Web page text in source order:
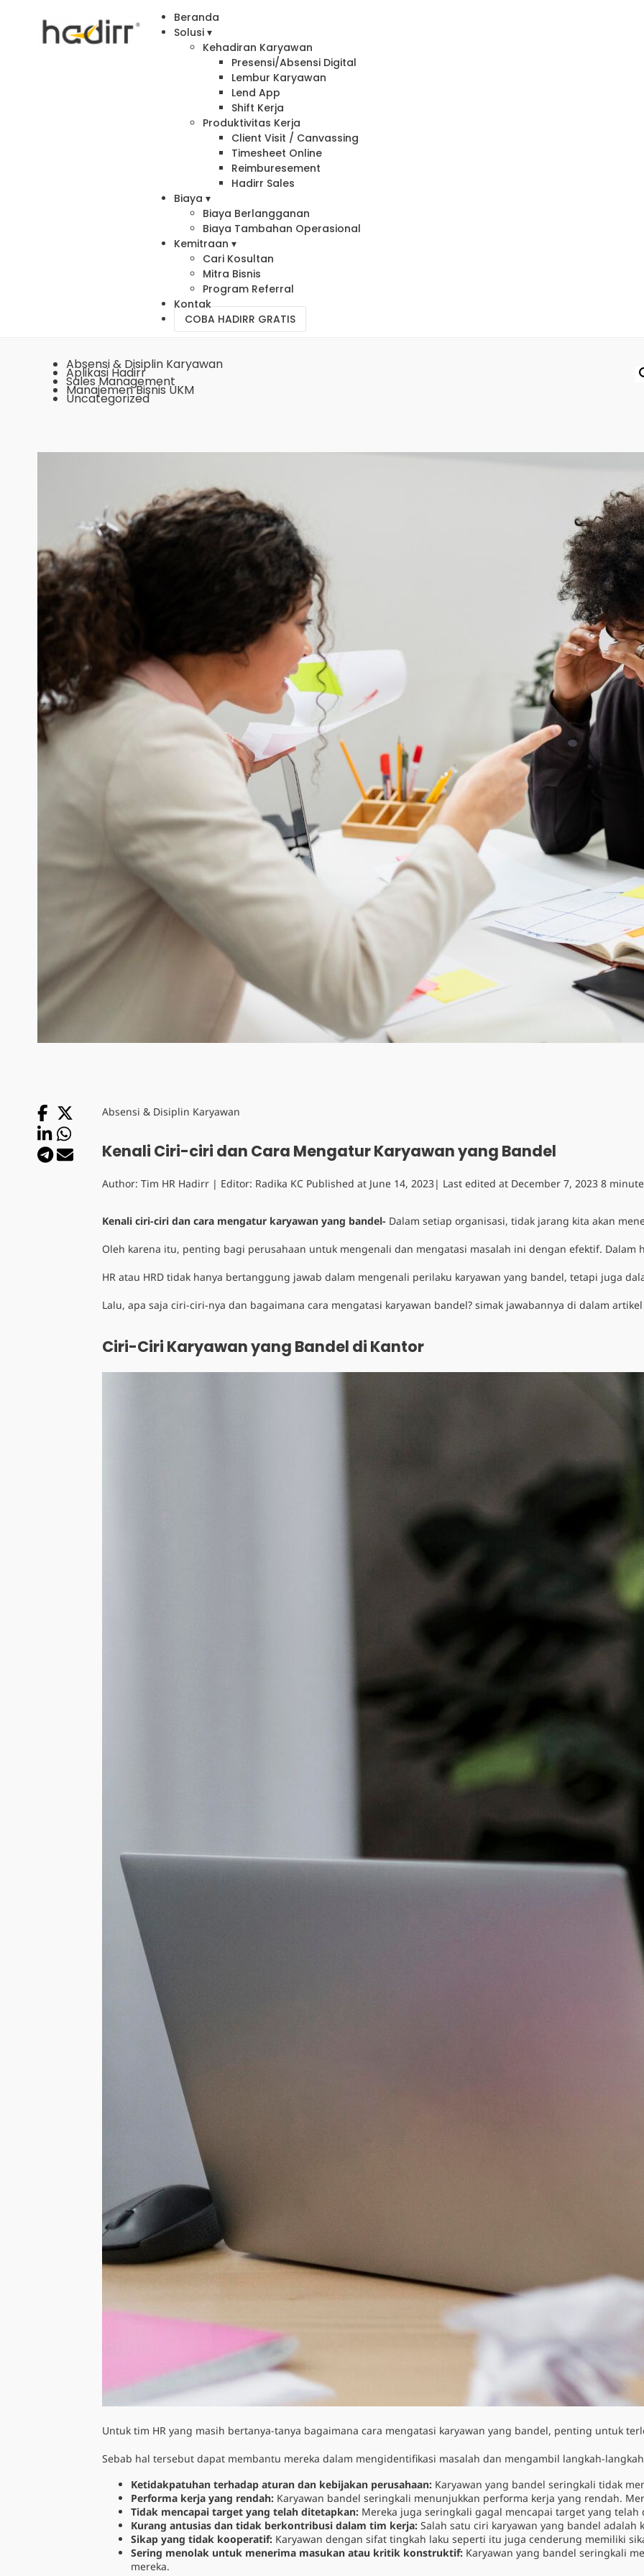
Beranda
Solusi ▾
Kehadiran Karyawan
Presensi/Absensi Digital
Lembur Karyawan
Lend App
Shift Kerja
Produktivitas Kerja
Client Visit / Canvassing
Timesheet Online
Reimburesement
Hadirr Sales
Biaya ▾
Biaya Berlangganan
Biaya Tambahan Operasional
Kemitraan ▾
Cari Kosultan
Mitra Bisnis
Program Referral
Kontak
COBA HADIRR GRATIS
Absensi & Disiplin Karyawan
Aplikasi Hadirr
Sales Management
Manajemen Bisnis UKM
Uncategorized
Absensi & Disiplin Karyawan
Kenali Ciri-ciri dan Cara Mengatur Karyawan yang Bandel
Author: Tim HR Hadirr | Editor: Radika KC Published at June 14, 2023| Last edited at December 7, 2023 8
Kenali ciri-ciri dan cara mengatur karyawan yang bandel- Dalam setiap organisasi, tidak jarang kita akan
Oleh karena itu, penting bagi perusahaan untuk mengenali dan mengatasi masalah ini dengan efektif. Dalam
HR atau HRD tidak hanya bertanggung jawab dalam mengenali perilaku karyawan yang bandel, tetapi juga
Lalu, apa saja ciri-ciri-nya dan bagaimana cara mengatasi karyawan bandel? simak jawabannya di dalam
Ciri-Ciri Karyawan yang Bandel di Kantor
Untuk tim HR yang masih bertanya-tanya bagaimana cara mengatasi karyawan yang bandel, penting untuk
Sebab hal tersebut dapat membantu mereka dalam mengidentifikasi masalah dan mengambil langkah-
Ketidakpatuhan terhadap aturan dan kebijakan perusahaan: Karyawan yang bandel seringkali tidak
Performa kerja yang rendah: Karyawan bandel seringkali menunjukkan performa kerja yang rendah.
Tidak mencapai target yang telah ditetapkan: Mereka juga seringkali gagal mencapai target yang
Kurang antusias dan tidak berkontribusi dalam tim kerja: Salah satu ciri karyawan yang bandel
Sikap yang tidak kooperatif: Karyawan dengan sifat tingkah laku seperti itu juga cenderung memiliki
Sering menolak untuk menerima masukan atau kritik konstruktif: Karyawan yang bandel seringkali
mereka.